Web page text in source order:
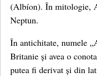
(Albíon). În mitologie,
Neptun.
În antichitate, numele
Britanie și avea o
putea fi derivat și din